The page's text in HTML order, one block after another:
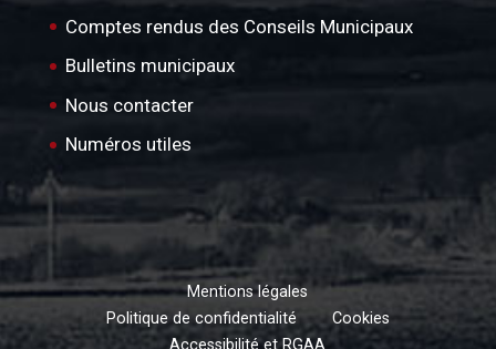
Comptes rendus des Conseils Municipaux
Bulletins municipaux
Nous contacter
Numéros utiles
Mentions légales
Politique de confidentialité
Cookies
Accessibilité et RGAA